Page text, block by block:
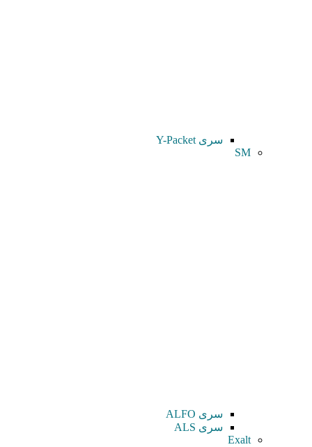
سری Y-Packet
SM
سری ALFO
سری ALS
Exalt